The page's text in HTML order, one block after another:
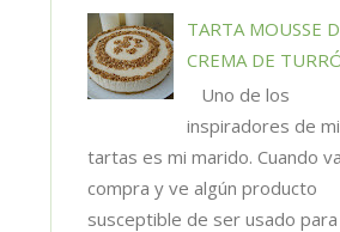
TARTA MOUSSE
CREMA DE
Uno de los
inspiradores de
tartas es mi marido. Cuando
compra y ve algún producto
susceptible de ser usado para